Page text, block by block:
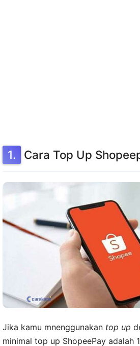
Cara Top Up
Jika kamu mnenggunakan top up
minimal top up ShopeePay adalah